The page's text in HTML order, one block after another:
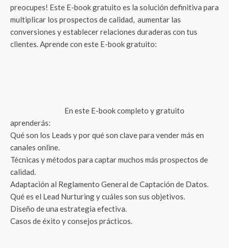
preocupes! Este E-book gratuito es la solución definitiva para
multiplicar los prospectos de calidad, aumentar las
conversiones y establecer relaciones duraderas con tus
clientes. Aprende con este E-book gratuito:
En este E-book completo y gratuito
aprenderás:
Qué son los Leads y por qué son clave para vender más en
canales online.
Técnicas y métodos para captar muchos más prospectos de
calidad.
Adaptación al Reglamento General de Captación de Datos.
Qué es el Lead Nurturing y cuáles son sus objetivos.
Diseño de una estrategia efectiva.
Casos de éxito y consejos prácticos.